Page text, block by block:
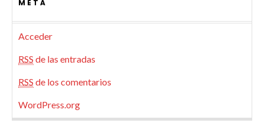
META
Acceder
RSS de las entradas
RSS de los comentarios
WordPress.org